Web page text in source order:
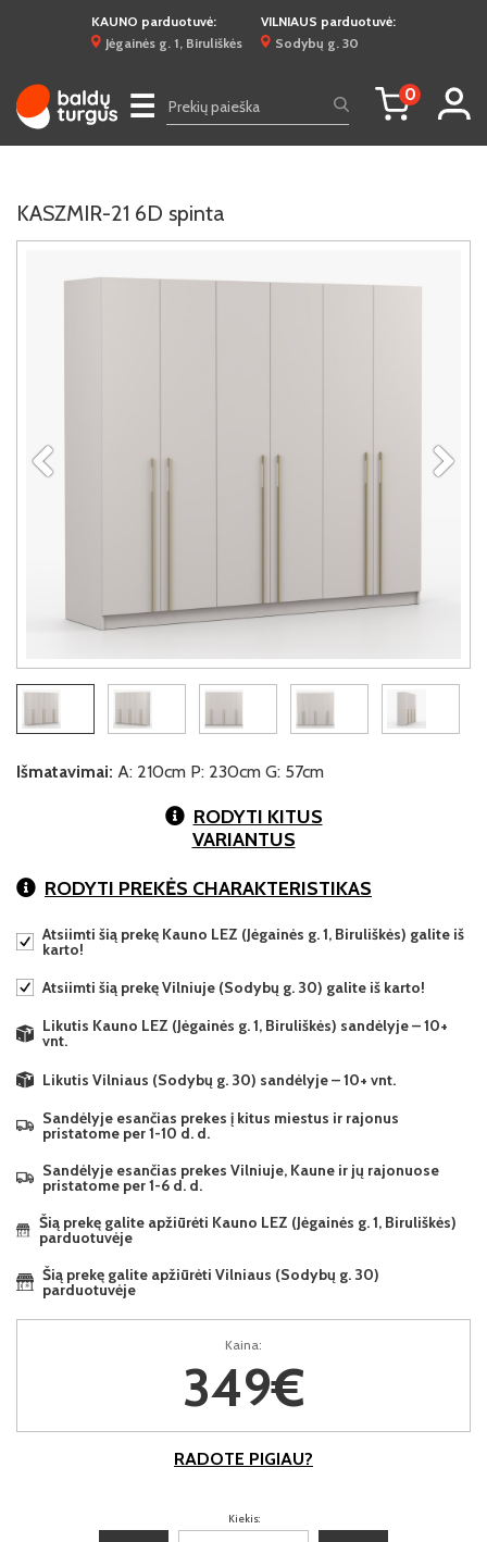
KAUNO parduotuvė:
Jėgainės g. 1, Biruliškės
VILNIAUS parduotuvė:
Sodybų g. 30
☰ 0
KASZMIR-21 6D spinta
Išmatavimai: A: 210cm P: 230cm G: 57cm
RODYTI KITUS
VARIANTUS
RODYTI PREKĖS CHARAKTERISTIKAS
Atsiimti šią prekę Kauno LEZ (Jėgainės g. 1, Biruliškės) galite iš
karto!
Atsiimti šią prekę Vilniuje (Sodybų g. 30) galite iš karto!
Likutis Kauno LEZ (Jėgainės g. 1, Biruliškės) sandėlyje – 10+
vnt.
Likutis Vilniaus (Sodybų g. 30) sandėlyje – 10+ vnt.
Sandėlyje esančias prekes į kitus miestus ir rajonus
pristatome per 1-10 d. d.
Sandėlyje esančias prekes Vilniuje, Kaune ir jų rajonuose
pristatome per 1-6 d. d.
Šią prekę galite apžiūrėti Kauno LEZ (Jėgainės g. 1, Biruliškės)
parduotuvėje
Šią prekę galite apžiūrėti Vilniaus (Sodybų g. 30)
parduotuvėje
Kaina:
349€
RADOTE PIGIAU?
Kiekis: